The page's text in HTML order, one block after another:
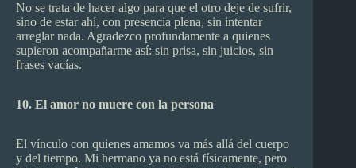
No se trata de hacer algo para que el otro deje de sufrir,
sino de estar ahí, con presencia plena, sin intentar
arreglar nada. Agradezco profundamente a quienes
supieron acompañarme así: sin prisa, sin juicios, sin
frases vacías.
10. El amor no muere con la persona
El vínculo con quienes amamos va más allá del cuerpo
y del tiempo. Mi hermano ya no está físicamente, pero